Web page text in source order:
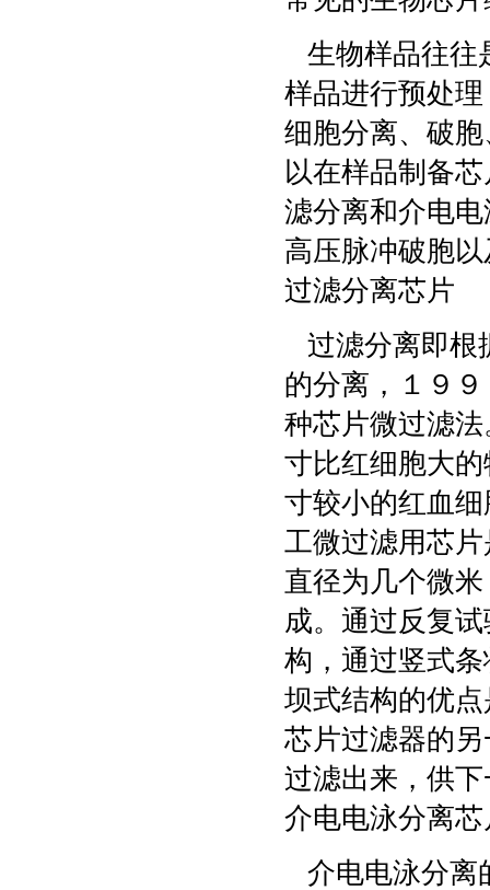
生物样品往往
样品进行预处
细胞分离、破
以在样品制备
滤分离和介电
高压脉冲破胞
过滤分离芯片
过滤分离即根
的分离，１９
种芯片微过滤
寸比红细胞大
寸较小的红血
工微过滤用芯
直径为几个微
成。通过反复
构，通过竖式
坝式结构的优
芯片过滤器的
过滤出来，供
介电电泳分离芯
介电电泳分离